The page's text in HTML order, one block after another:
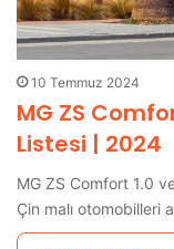
10 Temmuz 2024
MG ZS
Listesi | 2024
MG ZS Comfort 1.0
Çin malı otomobilleri